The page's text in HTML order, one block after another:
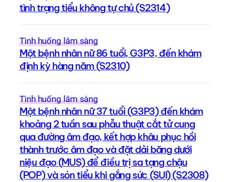
tình trạng tiểu không tự chủ (S2314)
Tình huống lâm sàng
Một bệnh nhân nữ 86 tuổi, G3P3, đến khám
định kỳ hàng năm (S2310)
Tình huống lâm sàng
Một bệnh nhân nữ 37 tuổi (G3P3) đến khám
khoảng 2 tuần sau phẫu thuật cắt tử cung
qua đường âm đạo, kết hợp khâu phục hồi
thành trước âm đạo và đặt dải băng dưới
niệu đạo (MUS) để điều trị sa tạng chậu
(POP) và són tiểu khi gắng sức (SUI) (S2308)